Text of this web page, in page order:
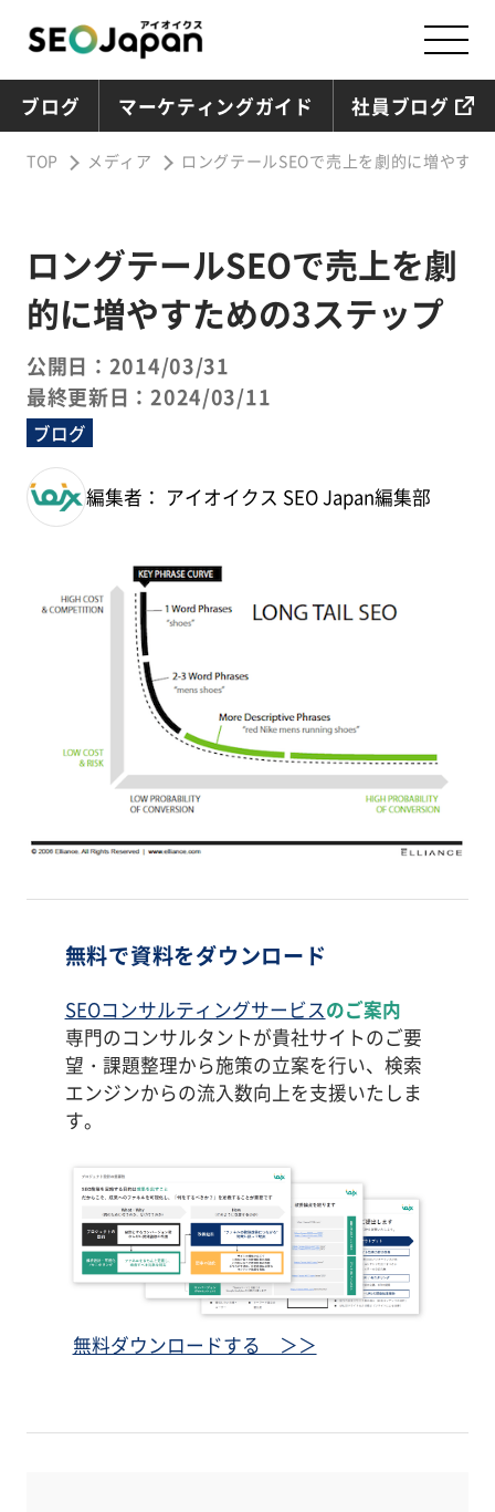
ブログ マーケティングガイド 社員ブログ
TOP メディア ロングテールSEOで売上を劇的に増やす
ロングテールSEOで売上を劇
的に増やすための3ステップ
公開日：2014/03/31
最終更新日：2024/03/11
ブログ
編集者： アイオイクス SEO Japan編集部
無料で資料をダウンロード
SEOコンサルティングサービスのご案内
専門のコンサルタントが貴社サイトのご要
望・課題整理から施策の立案を行い、検索
エンジンからの流入数向上を支援いたしま
す。
無料ダウンロードする ＞＞